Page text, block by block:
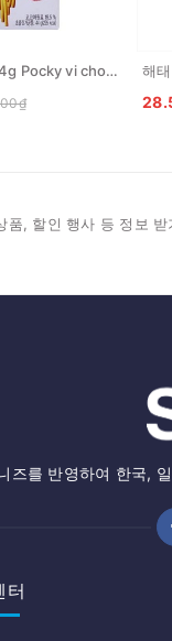
해태 포키 극세 44g Pocky vi chocolate 해
품, 할인 행사 등 정보 받
즈를 반영하여 한국,
터